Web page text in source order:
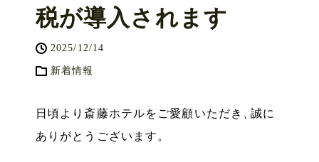
税が導入されます
2025/12/14
新着情報
日頃より斎藤ホテルをご愛顧いただき 、誠に
ありがとうございます 。